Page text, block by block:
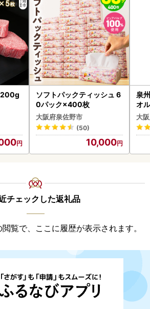
200g
ソフトパックティッシュ 6
0パック×400枚
大阪府泉佐野市
(50)
10,000
泉
オ
大
チェックした返礼品
覧で、ここに履歴が表示されます。